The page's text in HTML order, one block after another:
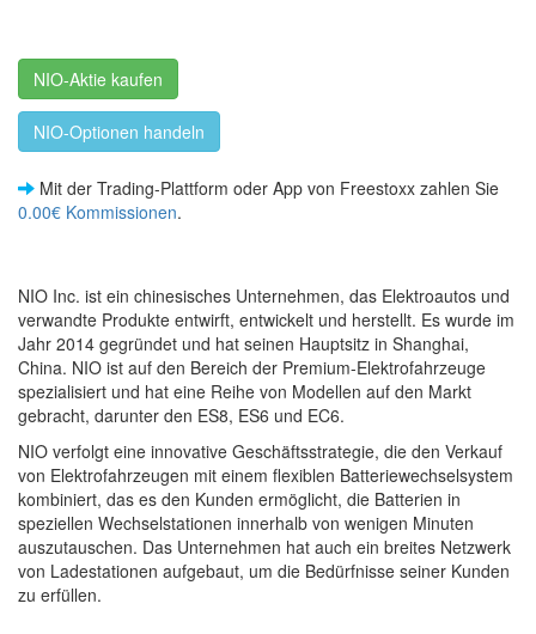
NIO-Aktie kaufen
NIO-Optionen handeln
Mit der Trading-Plattform oder App von Freestoxx zahlen Sie
0.00€ Kommissionen.
NIO Inc. ist ein chinesisches Unternehmen, das Elektroautos und
verwandte Produkte entwirft, entwickelt und herstellt. Es wurde im
Jahr 2014 gegründet und hat seinen Hauptsitz in Shanghai,
China. NIO ist auf den Bereich der Premium-Elektrofahrzeuge
spezialisiert und hat eine Reihe von Modellen auf den Markt
gebracht, darunter den ES8, ES6 und EC6.
NIO verfolgt eine innovative Geschäftsstrategie, die den Verkauf
von Elektrofahrzeugen mit einem flexiblen Batteriewechselsystem
kombiniert, das es den Kunden ermöglicht, die Batterien in
speziellen Wechselstationen innerhalb von wenigen Minuten
auszutauschen. Das Unternehmen hat auch ein breites Netzwerk
von Ladestationen aufgebaut, um die Bedürfnisse seiner Kunden
zu erfüllen.